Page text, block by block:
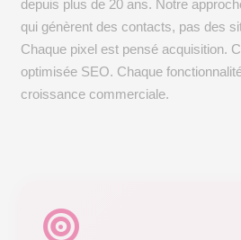
depuis plus de 20 ans. Notre
qui génèrent des contacts, pas des
Chaque pixel est pensé acquisition.
optimisée SEO. Chaque
croissance commerciale.